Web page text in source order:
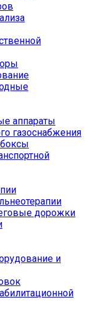
аппараты
газоснабжения
дорожки
и